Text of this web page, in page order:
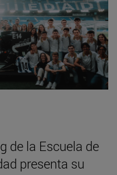
de la Escuela de
presenta su